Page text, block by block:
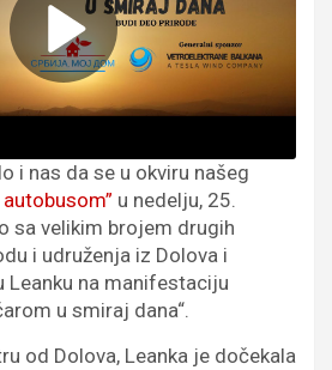
i nas da se u okviru našeg
u nedelju, 25.
sa velikim brojem drugih
i udruženja iz Dolova i
Leanku na manifestaciju
u smiraj dana“.
od Dolova, Leanka je dočekala